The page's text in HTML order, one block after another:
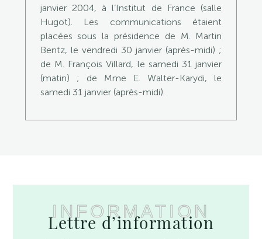
janvier 2004, à l’Institut de France (salle
Hugot). Les communications étaient
placées sous la présidence de M. Martin
Bentz, le vendredi 30 janvier (après-midi) ;
de M. François Villard, le samedi 31 janvier
(matin) ; de Mme E. Walter-Karydi, le
samedi 31 janvier (après-midi).
INFORMATION
Lettre d’information